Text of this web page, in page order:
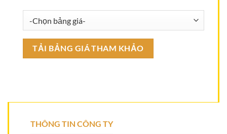
THÔNG TIN CÔNG TY